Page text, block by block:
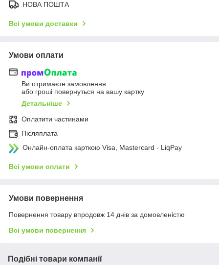
НОВА ПОШТА
Всі умови доставки
Умови оплати
Ви отримаєте замовлення
або гроші повернуться на вашу картку
Детальніше
Оплатити частинами
Післяплата
Онлайн-оплата карткою Visa, Mastercard - LiqPay
Всі умови оплати
Умови повернення
Повернення товару впродовж 14 днів за домовленістю
Всі умови повернення
Подібні товари компанії